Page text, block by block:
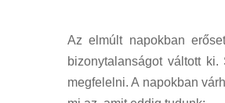
Az elmúlt napokban
bizonytalanságot váltott
megfelelni. A napokban